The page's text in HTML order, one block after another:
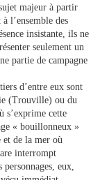
majeur à partir
l’ensemble des
insistante, ils ne
seulement un
partie de campagne
d’entre eux sont
(Trouville) ou du
s’exprime cette
« bouillonneux »
et de la mer où
interrompt
eux,